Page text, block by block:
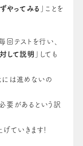
やってみる
」ことを
回テストを行い、
して説明
」しても
は進めないの
があるという訳
ていきます！